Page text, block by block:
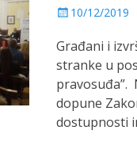
P
s
t
e
d
o
n
10/12/2019
Građani i
stranke u
pravosuđa”.
dopune
dostupnosti